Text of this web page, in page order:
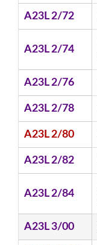
A23L 2/72
A23L 2/74
A23L 2/76
A23L 2/78
A23L 2/80
A23L 2/82
A23L 2/84
A23L 3/00